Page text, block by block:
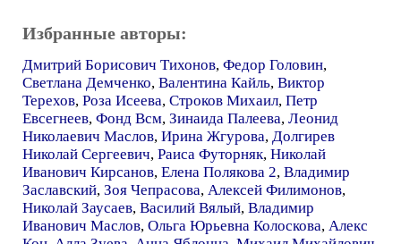
Избранные авторы:
Дмитрий Борисович Тихонов, Федор Головин,
Светлана Демченко, Валентина Кайль, Виктор
Терехов, Роза Исеева, Строков Михаил, Петр
Евсегнеев, Фонд Всм, Зинаида Палеева, Леонид
Николаевич Маслов, Ирина Жгурова, Долгирев
Николай Сергеевич, Раиса Футорняк, Николай
Иванович Кирсанов, Елена Полякова 2, Владимир
Заславский, Зоя Чепрасова, Алексей Филимонов,
Николай Заусаев, Василий Вялый, Владимир
Иванович Маслов, Ольга Юрьевна Колоскова, Алекс